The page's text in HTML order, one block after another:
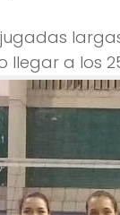
a los